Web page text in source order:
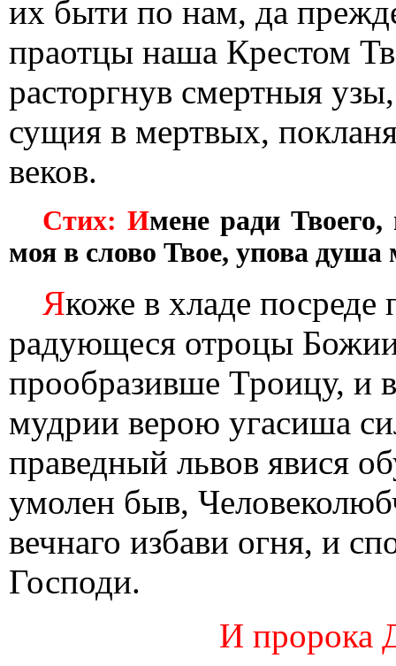
их быти по нам, да
праотцы наша Крестом
расторгнув смертныя
сущия в мертвых,
веков.
Стих: Имене ради
моя в слово Твое, упова душа
Якоже в хладе
радующеся отроцы
прообразивше Троицу, и
мудрии верою угасиша
праведный львов явися
умолен быв,
вечнаго избави огня, и
Господи.
И пророка